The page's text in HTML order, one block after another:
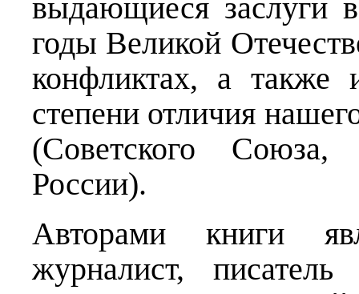
выдающиеся заслуги
годы Великой
конфликтах, а
степени отличия
(Советского Союза,
России).
Авторами книги
журналист,